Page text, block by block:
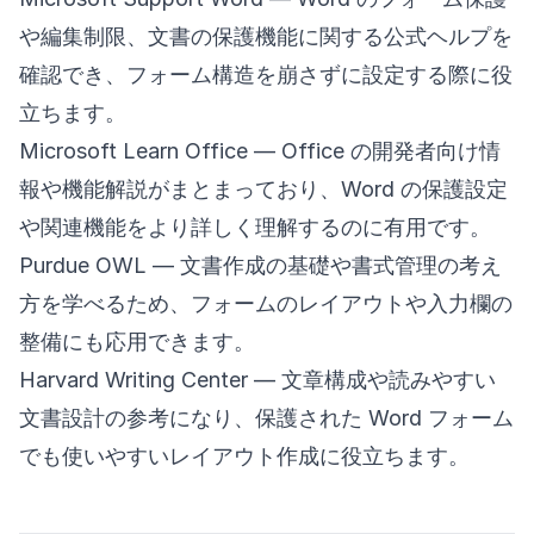
や編集制限、文書の保護機能に関する公式ヘルプを
確認でき、フォーム構造を崩さずに設定する際に役
立ちます。
Microsoft Learn Office — Office の開発者向け情
報や機能解説がまとまっており、Word の保護設定
や関連機能をより詳しく理解するのに有用です。
Purdue OWL — 文書作成の基礎や書式管理の考え
方を学べるため、フォームのレイアウトや入力欄の
整備にも応用できます。
Harvard Writing Center — 文章構成や読みやすい
文書設計の参考になり、保護された Word フォーム
でも使いやすいレイアウト作成に役立ちます。